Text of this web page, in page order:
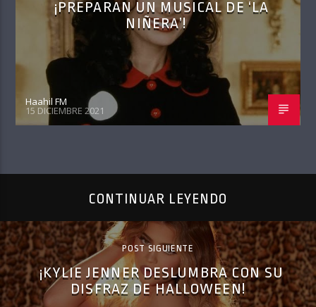
¡PREPARAN UN MUSICAL DE ‘LA
NIÑERA’!
Haahil FM
15 DICIEMBRE 2021
CONTINUAR LEYENDO
POST SIGUIENTE
¡KYLIE JENNER DESLUMBRA CON SU
DISFRAZ DE HALLOWEEN!